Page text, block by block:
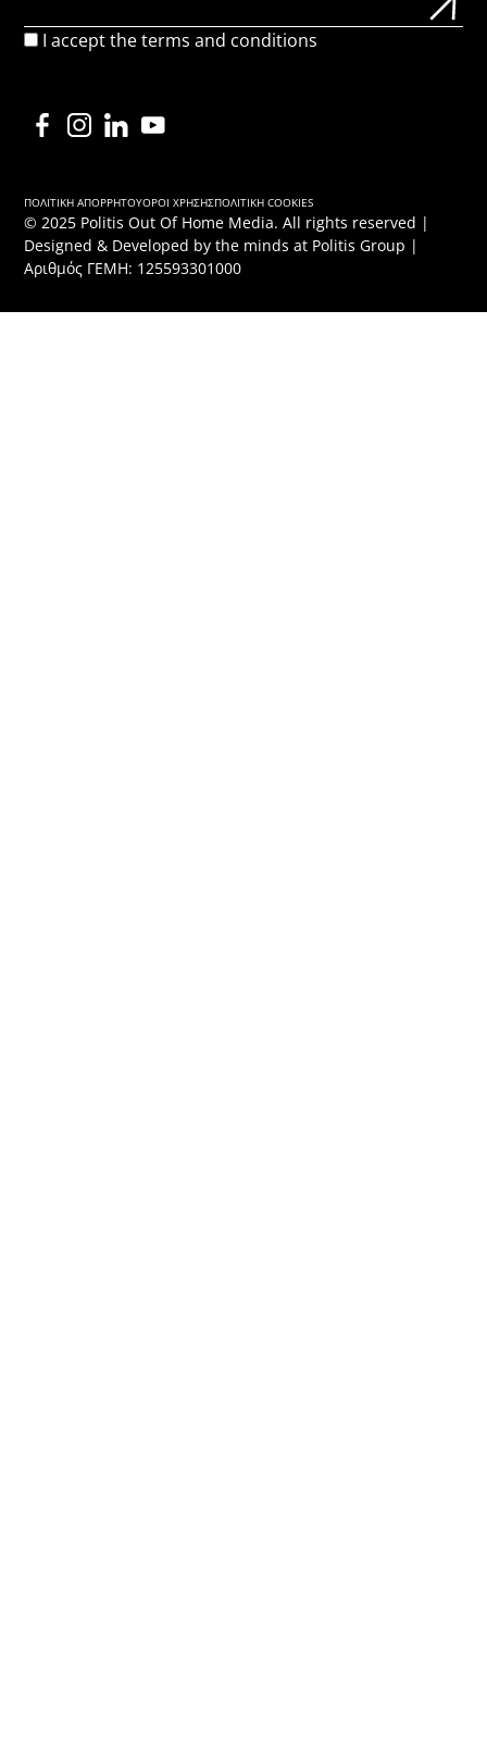
I accept theterms and conditions
© 2025 Politis Out Of Home Media. All rights reserved |
Designed & Developed by the minds at Politis Group |
Αριθμός ΓΕΜΗ: 125593301000
ΠΟΛΙΤΙΚΉ ΑΠΟΡΡΉΤΟΥΌΡΟΙ ΧΡΉΣΗΣΠΟΛΙΤΙΚΉ COOKIES